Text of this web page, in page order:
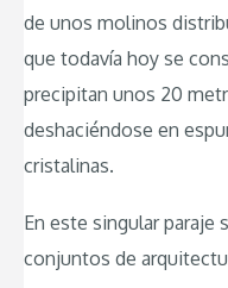
de unos molinos
que todavía hoy se
precipitan unos 20
deshaciéndose en
cristalinas.
En este singular paraje
conjuntos de